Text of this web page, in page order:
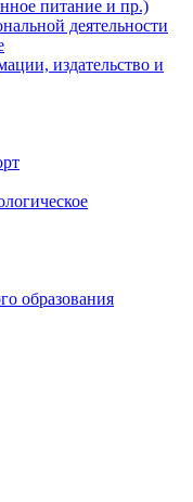
питание и пр.)
деятельности
издательство и
образования